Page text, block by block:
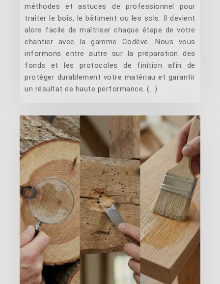
méthodes et astuces de professionnel pour
traiter le bois, le bâtiment ou les sols. Il devient
alors facile de maîtriser chaque étape de votre
chantier avec la gamme Codève. Nous vous
informons entre autre sur la préparation des
fonds et les protocoles de finition afin de
protéger durablement votre matériau et garantir
un résultat de haute performance. (...)